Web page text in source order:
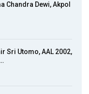
Chandra Dewi, Akpol
Sri Utomo, AAL 2002,